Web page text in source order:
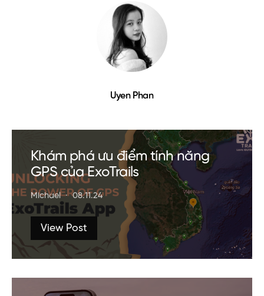
Uyen Phan
Khám phá ưu điểm tính năng
GPS của ExoTrails
Michael 08.11.24
View Post